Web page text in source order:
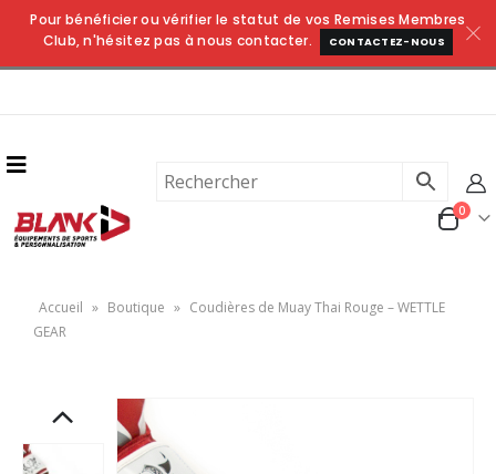
Pour bénéficier ou vérifier le statut de vos Remises Membres
Club, n'hésitez pas à nous contacter.
CONTACTEZ-NOUS
0
Accueil » Boutique » Coudières de Muay Thai Rouge – WETTLE
GEAR